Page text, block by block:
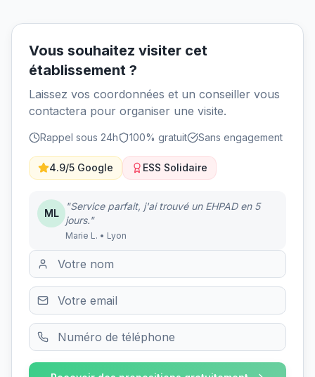
Vous souhaitez visiter cet
établissement ?
Laissez vos coordonnées et un conseiller vous
contactera pour organiser une visite.
Rappel sous 24h 100% gratuit Sans engagement
4.9/5 Google ESS Solidaire
ML
"Service parfait, j'ai trouvé un EHPAD en 5
jours."
Marie L. • Lyon